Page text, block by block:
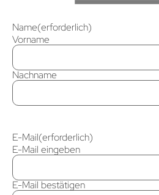
Name(erforderlich)
Vorname
Nachname
E-Mail(erforderlich)
E-Mail eingeben
E-Mail bestätigen